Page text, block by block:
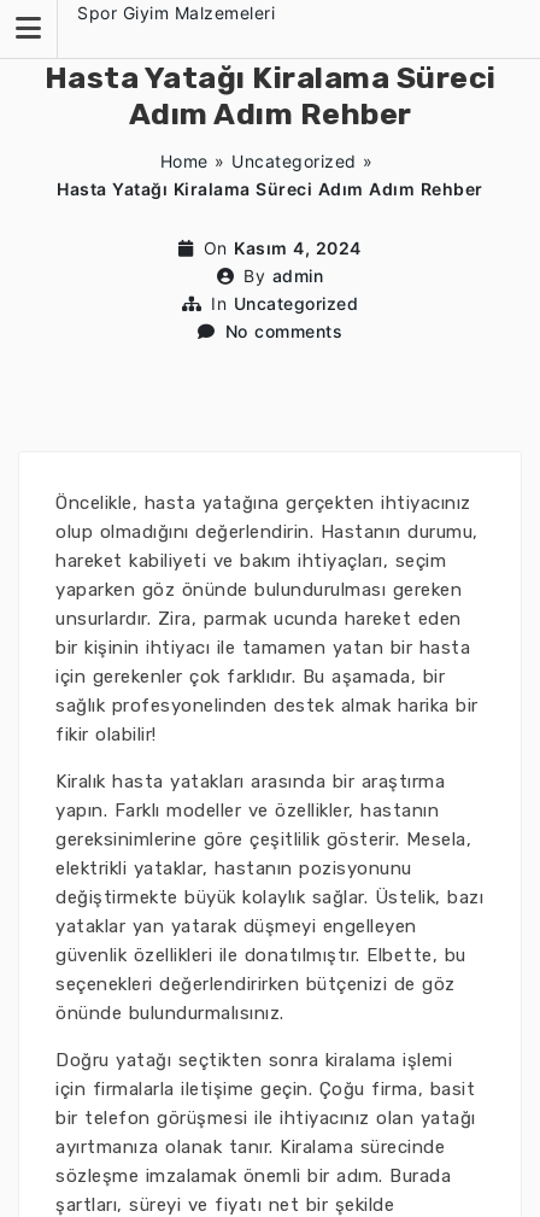
content
Spor Giyim Malzemeleri
Hasta Yatağı Kiralama Süreci
Adım Adım Rehber
Home » Uncategorized »
Hasta Yatağı Kiralama Süreci Adım Adım Rehber
On Kasım 4, 2024
By admin
In Uncategorized
No comments
Öncelikle, hasta yatağına gerçekten ihtiyacınız
olup olmadığını değerlendirin. Hastanın durumu,
hareket kabiliyeti ve bakım ihtiyaçları, seçim
yaparken göz önünde bulundurulması gereken
unsurlardır. Zira, parmak ucunda hareket eden
bir kişinin ihtiyacı ile tamamen yatan bir hasta
için gerekenler çok farklıdır. Bu aşamada, bir
sağlık profesyonelinden destek almak harika bir
fikir olabilir!
Kiralık hasta yatakları arasında bir araştırma
yapın. Farklı modeller ve özellikler, hastanın
gereksinimlerine göre çeşitlilik gösterir. Mesela,
elektrikli yataklar, hastanın pozisyonunu
değiştirmekte büyük kolaylık sağlar. Üstelik, bazı
yataklar yan yatarak düşmeyi engelleyen
güvenlik özellikleri ile donatılmıştır. Elbette, bu
seçenekleri değerlendirirken bütçenizi de göz
önünde bulundurmalısınız.
Doğru yatağı seçtikten sonra kiralama işlemi
için firmalarla iletişime geçin. Çoğu firma, basit
bir telefon görüşmesi ile ihtiyacınız olan yatağı
ayırtmanıza olanak tanır. Kiralama sürecinde
sözleşme imzalamak önemli bir adım. Burada
şartları, süreyi ve fiyatı net bir şekilde